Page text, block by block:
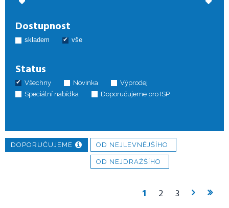
Dostupnost
skladem vše
Status
Všechny Novinka
Výprodej
Speciální nabídka
Doporučujeme pro ISP
DOPORUČUJEME OD NEJLEVNĚJŠÍHO
OD NEJDRAŽŠÍHO
1 2 3